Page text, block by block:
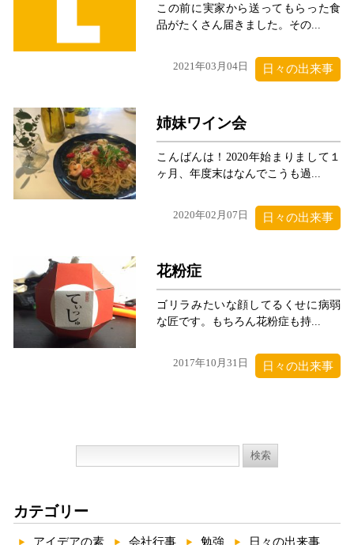
この前に実家から送ってもらった食
品がたくさん届きました。その...
2021年03月04日 日々の出来事
姉妹ワイン会
こんばんは！2020年始まりまして１
ヶ月、年度末はなんでこうも過...
2020年02月07日 日々の出来事
花粉症
ゴリラみたいな顔してるくせに病弱
な匠です。もちろん花粉症も持...
2017年10月31日 日々の出来事
検
カテゴリー
アイデアの素 会社行事 勉強 日々の出来事